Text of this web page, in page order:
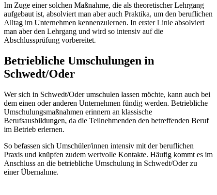
Im Zuge einer solchen Maßnahme, die als theoretischer Lehrgang
aufgebaut ist, absolviert man aber auch Praktika, um den beruflichen
Alltag im Unternehmen kennenzulernen. In erster Linie absolviert
man aber den Lehrgang und wird so intensiv auf die
Abschlussprüfung vorbereitet.
Betriebliche Umschulungen in
Schwedt/Oder
Wer sich in Schwedt/Oder umschulen lassen möchte, kann auch bei
dem einen oder anderen Unternehmen fündig werden. Betriebliche
Umschulungsmaßnahmen erinnern an klassische
Berufsausbildungen, da die Teilnehmenden den betreffenden Beruf
im Betrieb erlernen.
So befassen sich Umschüler/innen intensiv mit der beruflichen
Praxis und knüpfen zudem wertvolle Kontakte. Häufig kommt es im
Anschluss an die betriebliche Umschulung in Schwedt/Oder zu
einer Übernahme.